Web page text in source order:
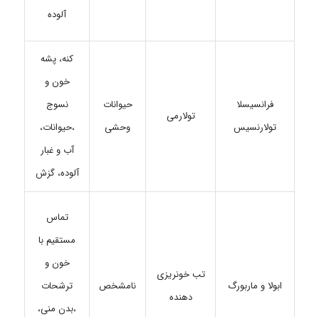
آلوده
فرانسیسلا
تولارنسیس
تولارمی
حیوانات
وحشی
کنه، پشه
خون و
نسوج
،حیوانات،
آب و غبار
آلوده، گزش
ابولا و ماربورگ
تب خونریزی
دهنده
نامشخص
تماس
مستقیم با
خون و
ترشحات
،بدن منی،